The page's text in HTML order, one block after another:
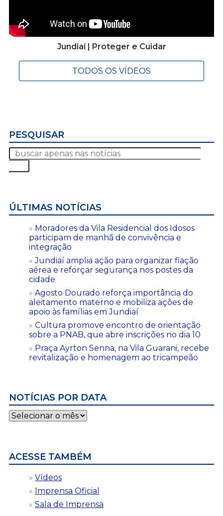
Jundiaí | Proteger e Cuidar
TODOS OS VÍDEOS
PESQUISAR
ÚLTIMAS NOTÍCIAS
Moradores da Vila Residencial dos Idosos
participam de manhã de convivência e
integração
Jundiaí amplia ação para organizar fiação
aérea e reforçar segurança nos postes da
cidade
Agosto Dourado reforça importância do
aleitamento materno e mobiliza ações de
apoio às famílias em Jundiaí
Cultura promove encontro de orientação
sobre a PNAB, que abre inscrições no dia 10
Praça Ayrton Senna, na Vila Guarani, recebe
revitalização e homenagem ao tricampeão
NOTÍCIAS POR DATA
Notícias
por
ACESSE TAMBÉM
Vídeos
Imprensa Oficial
Sala de Imprensa